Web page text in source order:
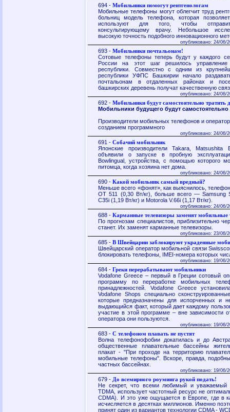
694 -Мобильники помогут рентгенологам
Мобильные телефоны могут облегчит труд
больниц модель телефона, которая
используют для того, чтобы
консультирующему врачу. Небольшое
высокую точность подобного инновационного
опубликовано: 24/06/
693 -Мобильники почтальонам!
Сотовые телефоны теперь будут у каждого
России на этот шаг решилось управление
республики. Совместно с одним из
республики УФПС Башкирии начало
почтальонам в отдаленных районах и
башкирских деревень получат качественную
опубликовано: 24/06/
692 -Мобильники будут самостоятельно тратить
Мобильники будущего будут самостоятельно
Производители мобильных телефонов и
созданием программного
опубликовано: 24/06/
691 -Собачий мобильник
Японские производители Takara,
объявили о запуске в пробную
Bowlingual, устройства, с помощью которого
питомца, когда хозяина нет дома.
опубликовано: 24/06/
690 -Какой мобильник самый вредный?
Меньше всего «фонят», как выяснилось,
OT 511 (0,30 Вт/кг), больше всего — Samsung
C35i (1,19 Вт/кг) и Motorola V.66i (1,17 Вт/кг).
опубликовано: 24/06/
688 -Карманные телевизоры заменят мобильные
По прогнозам специалистов, приблизительно
станет. Их заменят карманные телевизоры.
опубликовано: 23/06/
685 -В Швейцарии заблокируют украденные
Швейцарский оператор мобильной связи
блокировать телефоны, IMEI-номера которых
опубликовано: 19/06/
684 -Греки перерабатывают мобильники
Vodafone Greece – первый в Греции сотовый
программу по переработке мобильных
принадлежностей. Vodafone Greece
Vodafone Shops специально
которые предназначены для испорченных и
выдающийся факт, который дает каждому
участие в этой программе – вне зависимости
оператора они пользуются.
опубликовано: 19/06/
683 -С телефоном плавать не пустят
Волна телефонофобии докатилась и до
общественные плавательные бассейны
плакат - "При проходе на территорию
мобильные телефоны". Вскоре, правда,
частных бассейнах.
опубликовано: 19/06/
679 - До всемирного роуминга рукой подать!
Не секрет, что всеми любимый и уважаемый
TDMA, использует частотный ресурс не
CDMA). И это уже ощущается в Европе, где в
исчисляется в десятках миллионов. Именно
принят один из вариантов технологии CDMA -